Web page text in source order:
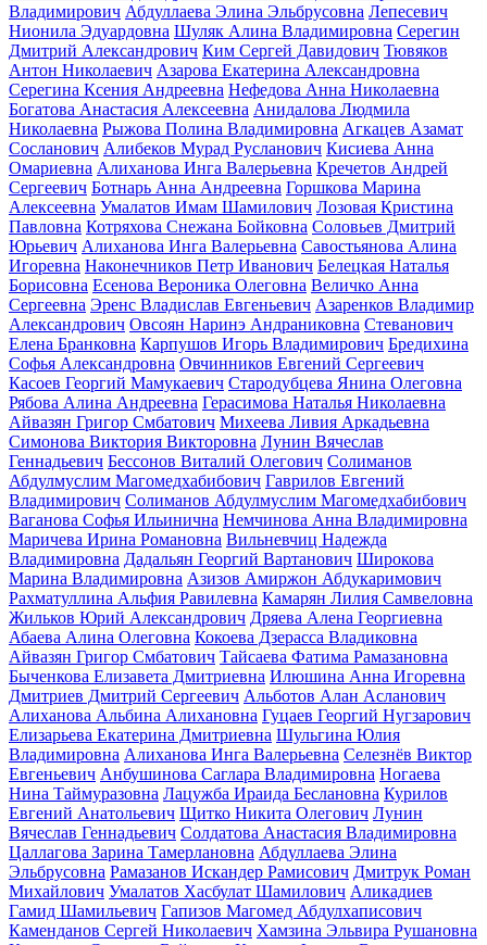
Владимирович Абдуллаева Элина Эльбрусовна Лепесевич
Нионила Эдуардовна Шуляк Алина Владимировна Серегин
Дмитрий Александрович Ким Сергей Давидович Тювяков
Антон Николаевич Азарова Екатерина Александровна
Серегина Ксения Андреевна Нефедова Анна Николаевна
Богатова Анастасия Алексеевна Анидалова Людмила
Николаевна Рыжова Полина Владимировна Агкацев Азамат
Сосланович Алибеков Мурад Русланович Кисиева Анна
Омариевна Алиханова Инга Валерьевна Кречетов Андрей
Сергеевич Ботнарь Анна Андреевна Горшкова Марина
Алексеевна Умалатов Имам Шамилович Лозовая Кристина
Павловна Котряхова Снежана Бойковна Соловьев Дмитрий
Юрьевич Алиханова Инга Валерьевна Савостьянова Алина
Игоревна Наконечников Петр Иванович Белецкая Наталья
Борисовна Есенова Вероника Олеговна Величко Анна
Сергеевна Эренс Владислав Евгеньевич Азаренков Владимир
Александрович Овсоян Наринэ Андраниковна Стеванович
Елена Бранковна Карпушов Игорь Владимирович Бредихина
Софья Александровна Овчинников Евгений Сергеевич
Касоев Георгий Мамукаевич Стародубцева Янина Олеговна
Рябова Алина Андреевна Герасимова Наталья Николаевна
Айвазян Григор Смбатович Михеева Ливия Аркадьевна
Симонова Виктория Викторовна Лунин Вячеслав
Геннадьевич Бессонов Виталий Олегович Солиманов
Абдулмуслим Магомедхабибович Гаврилов Евгений
Владимирович Солиманов Абдулмуслим Магомедхабибович
Ваганова Софья Ильинична Немчинова Анна Владимировна
Маричева Ирина Романовна Вильневчиц Надежда
Владимировна Дадальян Георгий Вартанович Широкова
Марина Владимировна Азизов Амиржон Абдукаримович
Рахматуллина Альфия Равилевна Камарян Лилия Самвеловна
Жильков Юрий Александрович Дряева Алена Георгиевна
Абаева Алина Олеговна Кокоева Дзерасса Владиковна
Айвазян Григор Смбатович Тайсаева Фатима Рамазановна
Быченкова Елизавета Дмитриевна Илюшина Анна Игоревна
Дмитриев Дмитрий Сергеевич Альботов Алан Асланович
Алиханова Альбина Алихановна Гуцаев Георгий Нугзарович
Елизарьева Екатерина Дмитриевна Шульгина Юлия
Владимировна Алиханова Инга Валерьевна Селезнёв Виктор
Евгеньевич Анбушинова Саглара Владимировна Ногаева
Нина Таймуразовна Лацужба Ираида Беслановна Курилов
Евгений Анатольевич Щитко Никита Олегович Лунин
Вячеслав Геннадьевич Солдатова Анастасия Владимировна
Цаллагова Зарина Тамерлановна Абдуллаева Элина
Эльбрусовна Рамазанов Искандер Рамисович Дмитрук Роман
Михайлович Умалатов Хасбулат Шамилович Аликадиев
Гамид Шамильевич Гапизов Магомед Абдулхаписович
Каменданов Сергей Николаевич Хамзина Эльвира Рушановна